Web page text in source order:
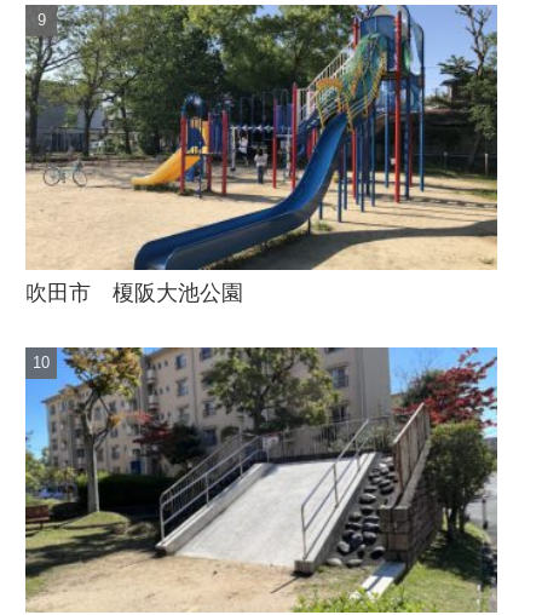
吹田市 榎阪大池公園